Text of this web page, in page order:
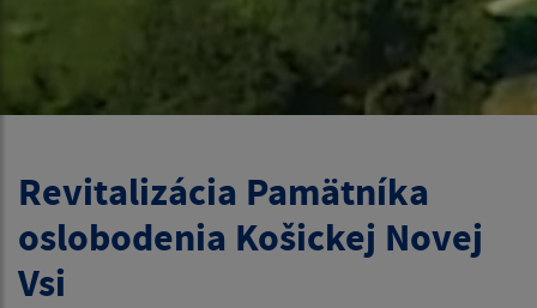
Revitalizácia Pamätníka
oslobodenia Košickej Novej
Vsi